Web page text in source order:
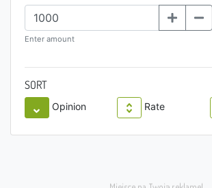
Enter amount
SORT
Opinion Rate